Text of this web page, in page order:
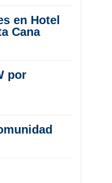
en Hotel
Cana
por